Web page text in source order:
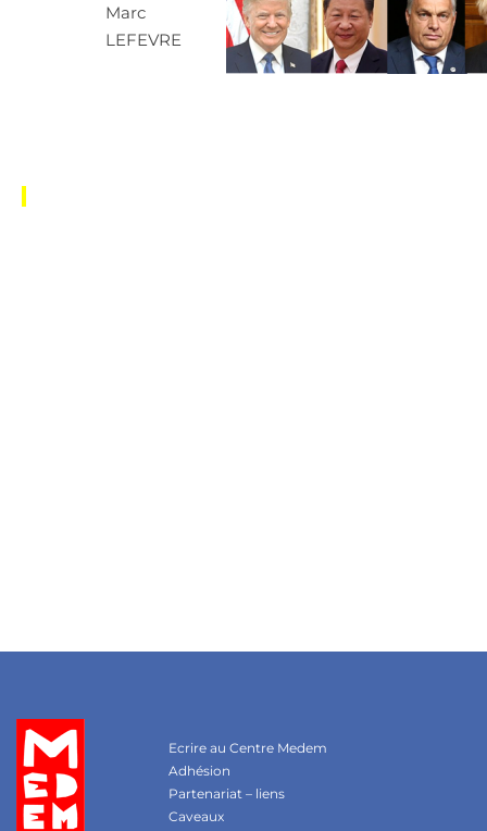
Marc
LEFEVRE
Ecrire au Centre Medem
Adhésion
Partenariat – liens
Caveaux